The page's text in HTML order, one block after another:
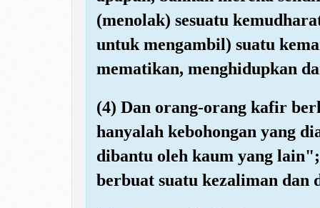
(menolak) sesuatu
untuk mengambil) suatu
mematikan, menghidupkan
(4) Dan orang-orang kafir
hanyalah kebohongan yang
dibantu oleh kaum yang
berbuat suatu kezaliman dan